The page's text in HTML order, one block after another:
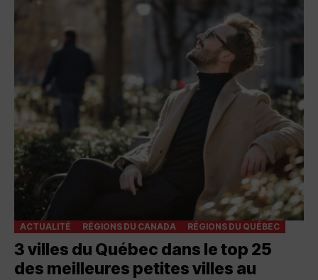
ACTUALITÉ RÉGIONS DU CANADA RÉGIONS DU QUÉBEC
3 villes du Québec dans le top 25
des meilleures petites villes au